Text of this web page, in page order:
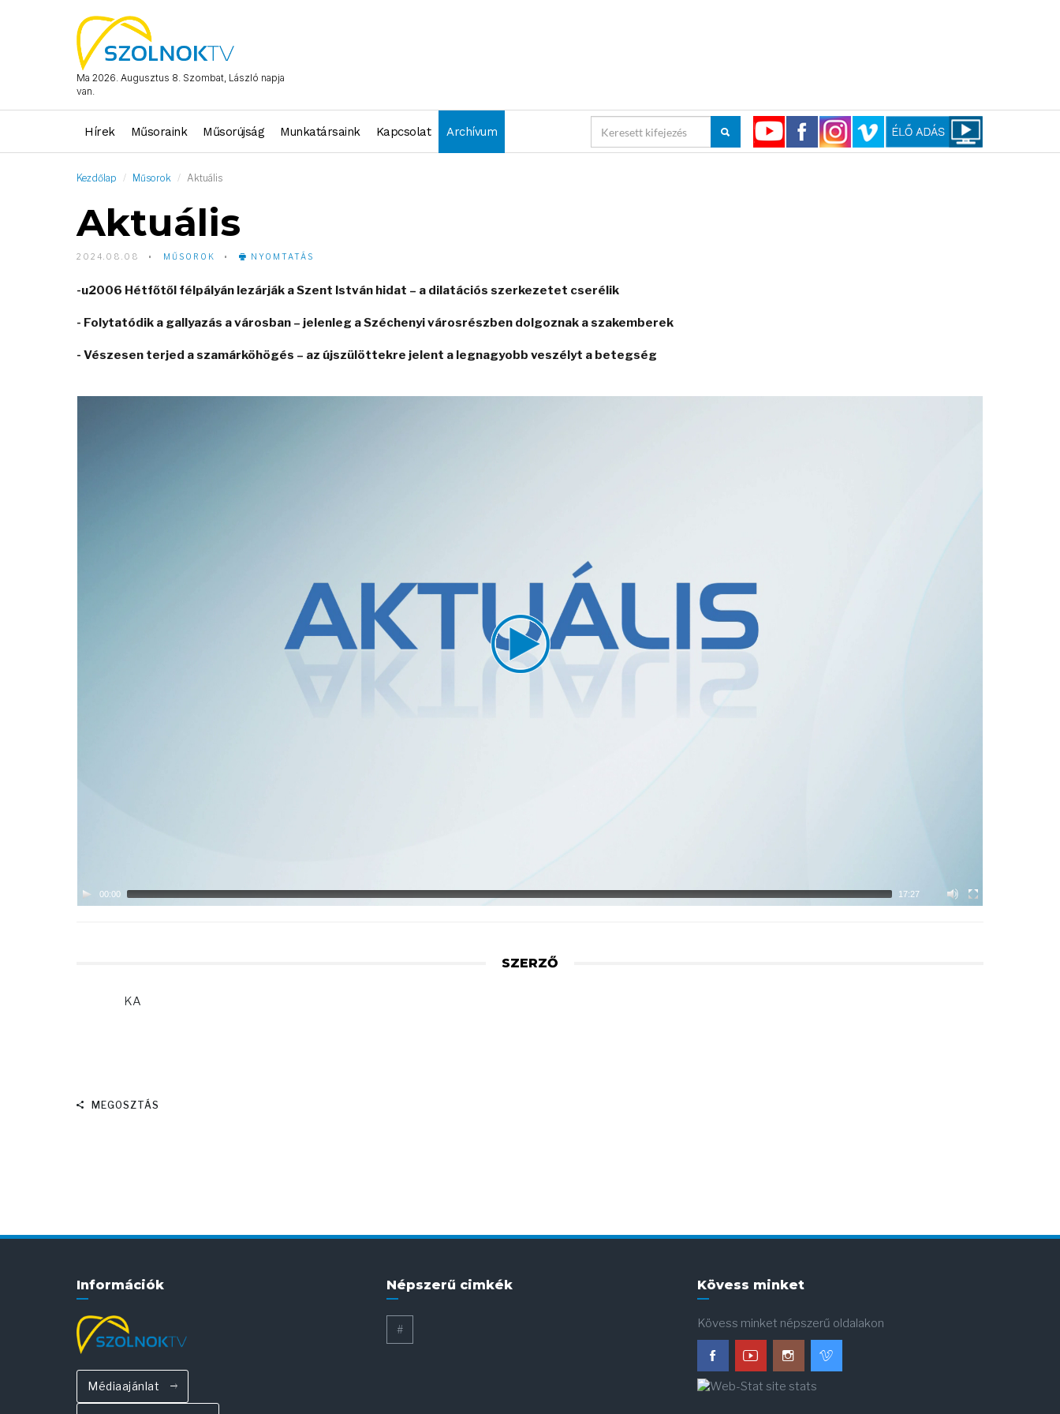
Ma 2026. Augusztus 8. Szombat, László napja
van.
Hírek Műsoraink Műsorújság Munkatársaink Kapcsolat Archívum
Kezdőlap Műsorok Aktuális
Aktuális
2024.08.08 MŰSOROK NYOMTATÁS
-u2006 Hétfőtől félpályán lezárják a Szent István hidat – a dilatációs szerkezetet cserélik
- Folytatódik a gallyazás a városban – jelenleg a Széchenyi városrészben dolgoznak a szakemberek
- Vészesen terjed a szamárköhögés – az újszülöttekre jelent a legnagyobb veszélyt a betegség
00:00 17:27
SZERZŐ
KA
MEGOSZTÁS
Információk
Médiaajánlat
Népszerű cimkék
#
Kövess minket
Kövess minket népszerű oldalakon